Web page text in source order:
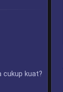
cukup kuat?